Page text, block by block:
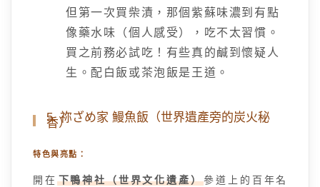
但第一次買柴漬，那個紫蘇味濃到有點
像藥水味（個人感受），吃不太習慣。
買之前務必試吃！有些真的鹹到懷疑人
生。配白飯或茶泡飯是王道。
5. 祢ざめ家 鰻魚飯（世界遺產旁的炭火秘
香）
特色與亮點：
開在 下鴨神社（世界文化遺產）參道上的百年名